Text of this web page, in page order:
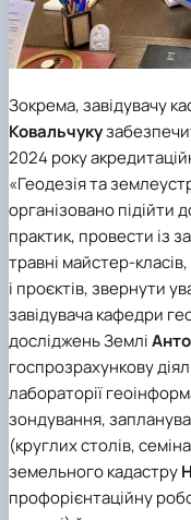
Зокрема, завідувачу
Ковальчуку
2024 року
«Геодезія та
організовано підійти
практик, провести із
травні майстер-
і проєктів, звернути
завідувачакафедри
досліджень Землі
госпрозрахункову
лабораторії
зондування,
(круглих столів,
земельного кадастру
профорієнтаційну